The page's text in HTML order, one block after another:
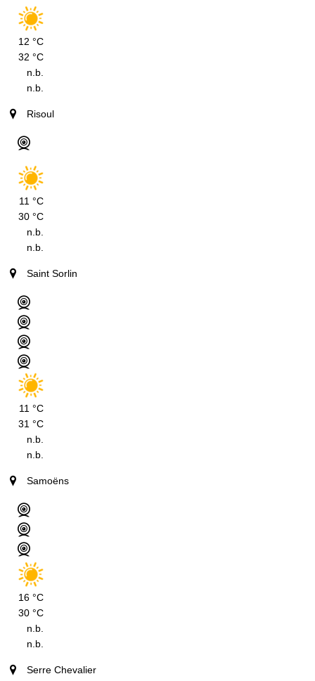
12 °C
32 °C
n.b.
n.b.
Risoul
11 °C
30 °C
n.b.
n.b.
Saint Sorlin
11 °C
31 °C
n.b.
n.b.
Samoëns
16 °C
30 °C
n.b.
n.b.
Serre Chevalier